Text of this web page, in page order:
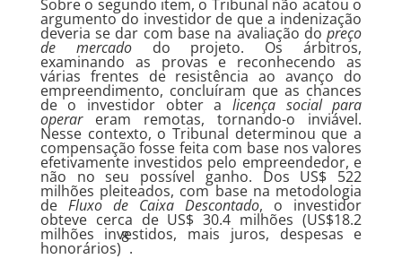
Sobre o segundo item, o Tribunal não acatou o
argumento do investidor de que a indenização
deveria se dar com base na avaliação dopreço
de mercadodo projeto. Os árbitros,
examinando as provas e reconhecendo as
várias frentes de resistência ao avanço do
empreendimento, concluíram que as chances
de o investidor obter a licença social para
operareram remotas, tornando-o inviável.
Nesse contexto, o Tribunal determinou que a
compensação fosse feita com base nos valores
efetivamente investidos pelo empreendedor, e
não no seu possível ganho. Dos US$ 522
milhões pleiteados, com base na metodologia
de Fluxo de Caixa Descontado, o investidor
obteve cerca de US$ 30.4 milhões (US$18.2
milhões investidos, mais juros, despesas e
honorários)
8
.